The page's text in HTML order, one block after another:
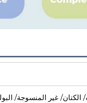
غير المنسوجة/